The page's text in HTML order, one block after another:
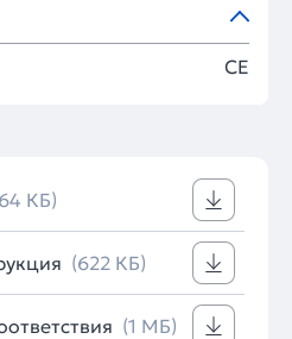
CE
КБ)
(622 КБ)
(1 МБ)